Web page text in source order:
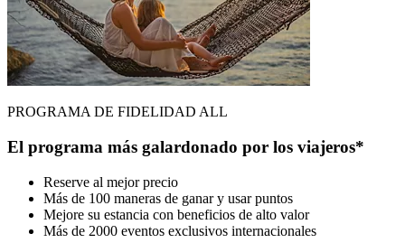
PROGRAMA DE FIDELIDAD ALL
El programa más galardonado por los viajeros*
Reserve al mejor precio
Más de 100 maneras de ganar y usar puntos
Mejore su estancia con beneficios de alto valor
Más de 2000 eventos exclusivos internacionales